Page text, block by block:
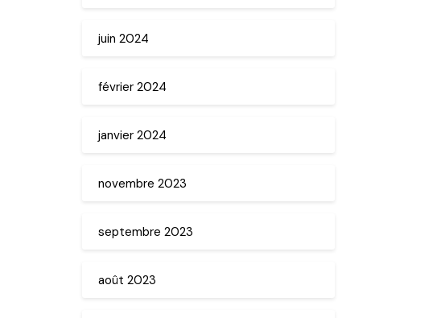
juin 2024
février 2024
janvier 2024
novembre 2023
septembre 2023
août 2023